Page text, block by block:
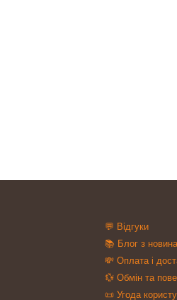
💬 Відгуки
📚 Блог з
💸 Оплата і
💱 Обмін та
📜 Угода